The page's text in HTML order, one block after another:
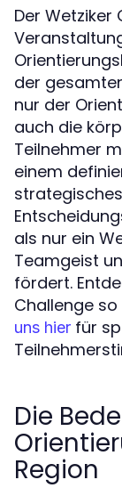
Der Wetziker
der
nur der
auch die
Teilnehmer
einem
als nur ein
Teamgeist
fördert.
Challenge
uns hier für
Die
Region